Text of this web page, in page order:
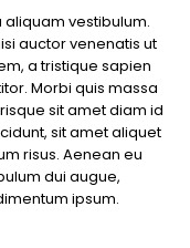
aliquam vestibulum.
auctor venenatis ut
a tristique sapien
Morbi quis massa
sit amet diam id
sit amet aliquet
risus. Aenean eu
dui augue,
ipsum.